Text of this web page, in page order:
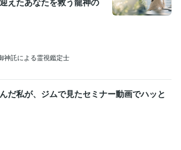
神託による霊視鑑定士
だ私が、ジムで見たセミナー動画でハッと